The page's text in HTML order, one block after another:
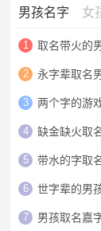
男孩名字 女
1 取名带火的
2 永字辈取名
3 两个字的游
4 缺金缺火取名
5 带水的字取
6 世字辈的男
7 男孩取名嘉